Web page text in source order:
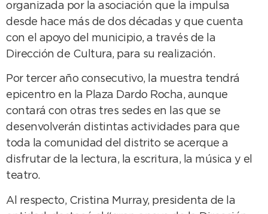
organizada por la asociación que la impulsa
desde hace más de dos décadas y que cuenta
con el apoyo del municipio, a través de la
Dirección de Cultura, para su realización.
Por tercer año consecutivo, la muestra tendrá
epicentro en la Plaza Dardo Rocha, aunque
contará con otras tres sedes en las que se
desenvolverán distintas actividades para que
toda la comunidad del distrito se acerque a
disfrutar de la lectura, la escritura, la música y el
teatro.
Al respecto, Cristina Murray, presidenta de la